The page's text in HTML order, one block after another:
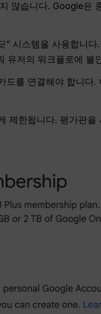
않습니다. Google은
시스템을 사용합니
유저의 워크플로에 불
드를 연결해야 합니다.
제한됩니다. 평가판